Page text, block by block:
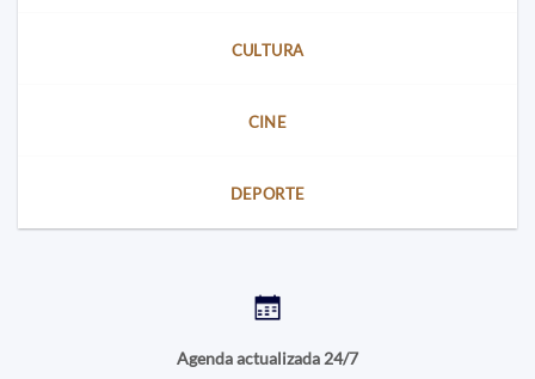
CULTURA
CINE
DEPORTE
Agenda actualizada 24/7